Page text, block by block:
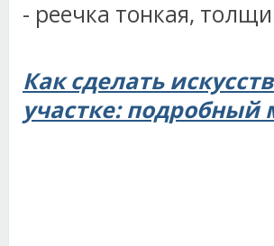
- реечка тонкая,
Как сделать
участке: подробный